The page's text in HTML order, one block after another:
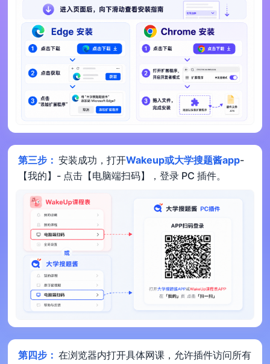
第三步： 安装成功，打开Wakeup或大学搜题酱app-
【我的】- 点击【电脑端扫码】，登录 PC 插件。
第四步： 在浏览器内打开具体网课，允许插件访问所有